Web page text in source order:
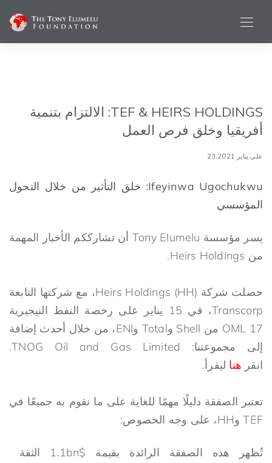
TEF & HEIRS HOLDINGS: الالتزام بتنمية
أفريقيا وخلق فرص العمل
على يناير 23,2021
Ifeyinwa Ugochukwu: خلق التأثير من خلال التحول
المؤسسي
يسر مؤسسة Tony Elumelu أن تشارككم الأخبار المهمة
من Heirs Holdings.
حصلت شركة Heirs Holdings (HH)، مع شركتها التابعة
Transcorp، في 15 يناير على رخصة النفط النيجيرية
OML 17 من Shell وTotal وENI، من خلال أحدث إضافة
إلى مجموعتنا: TNOG Oil and Gas Limited.
انقر هنا ليقرأ.
تعتبر الصفقة دليلًا مهمًا للغاية على ما نقوم به جميعًا في
TEF وHH، على وجه الخصوص:
تُظهر هذه الصفقة الرائدة بقيمة $1.1bn الثقة